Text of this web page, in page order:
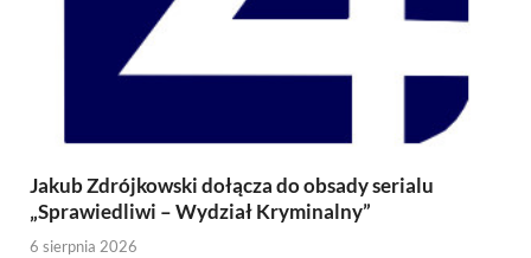
Jakub Zdrójkowski dołącza do obsady serialu
„Sprawiedliwi – Wydział Kryminalny”
6 sierpnia 2026